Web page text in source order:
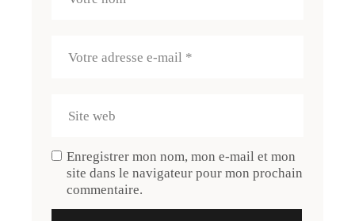
Enregistrer mon nom, mon e-mail et mon
site dans le navigateur pour mon prochain
commentaire.